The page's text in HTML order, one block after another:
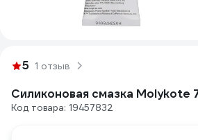
5 1 отзыв
Силиконовая смазка Molykote
Код товара: 19457832